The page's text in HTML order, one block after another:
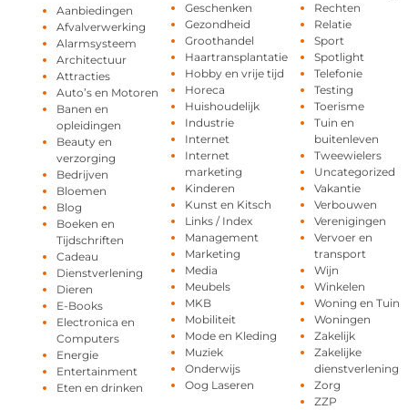
Aanbiedingen
Afvalverwerking
Alarmsysteem
Architectuur
Attracties
Auto’s en Motoren
Banen en
opleidingen
Beauty en
verzorging
Bedrijven
Bloemen
Blog
Boeken en
Tijdschriften
Cadeau
Dienstverlening
Dieren
E-Books
Electronica en
Computers
Energie
Entertainment
Eten en drinken
Geschenken
Gezondheid
Groothandel
Haartransplantatie
Hobby en vrije tijd
Horeca
Huishoudelijk
Industrie
Internet
Internet
marketing
Kinderen
Kunst en Kitsch
Links / Index
Management
Marketing
Media
Meubels
MKB
Mobiliteit
Mode en Kleding
Muziek
Onderwijs
Oog Laseren
Rechten
Relatie
Sport
Spotlight
Telefonie
Testing
Toerisme
Tuin en
buitenleven
Tweewielers
Uncategorized
Vakantie
Verbouwen
Verenigingen
Vervoer en
transport
Wijn
Winkelen
Woning en Tuin
Woningen
Zakelijk
Zakelijke
dienstverlening
Zorg
ZZP